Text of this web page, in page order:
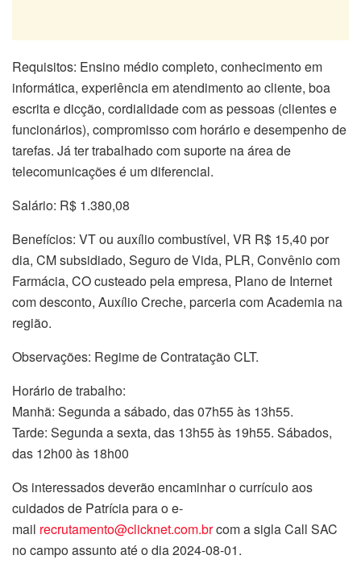
Requisitos: Ensino médio completo, conhecimento em
informática, experiência em atendimento ao cliente, boa
escrita e dicção, cordialidade com as pessoas (clientes e
funcionários), compromisso com horário e desempenho de
tarefas. Já ter trabalhado com suporte na área de
telecomunicações é um diferencial.
Salário: R$ 1.380,08
Benefícios: VT ou auxílio combustível, VR R$ 15,40 por
dia, CM subsidiado, Seguro de Vida, PLR, Convênio com
Farmácia, CO custeado pela empresa, Plano de Internet
com desconto, Auxílio Creche, parceria com Academia na
região.
Observações: Regime de Contratação CLT.
Horário de trabalho:
Manhã: Segunda a sábado, das 07h55 às 13h55.
Tarde: Segunda a sexta, das 13h55 às 19h55. Sábados,
das 12h00 às 18h00
Os interessados deverão encaminhar o currículo aos
cuidados de Patrícia para o e-
mail recrutamento@clicknet.com.brcom a sigla Call SAC
no campo assunto até o dia 2024-08-01.